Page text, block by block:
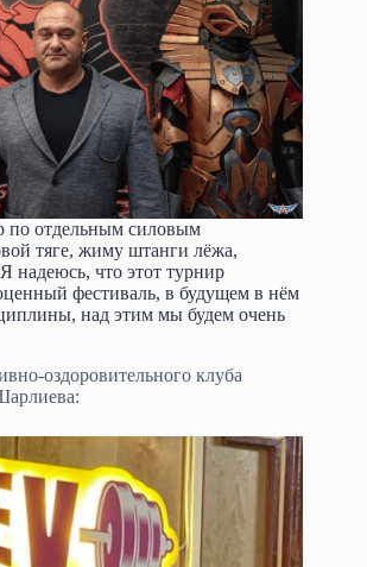
по отдельным силовым
тяге, жиму штанги лёжа,
надеюсь, что этот турнир
фестиваль, в будущем в нём
над этим мы будем очень
оздоровительного клуба